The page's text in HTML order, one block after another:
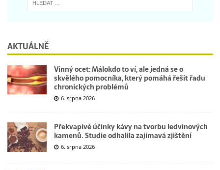
AKTUÁLNĚ
Vinný ocet: Málokdo to ví, ale jedná se o
skvělého pomocníka, který pomáhá řešit řadu
chronických problémů
6. srpna 2026
Překvapivé účinky kávy na tvorbu ledvinových
kamenů. Studie odhalila zajímavá zjištění
6. srpna 2026